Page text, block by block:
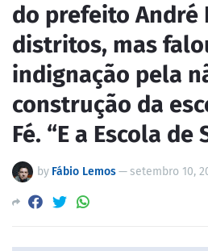
do prefeito André
distritos, mas
indignação pela
construção da
Fé. “E a Escola de
by Fábio Lemos— setembro 10,